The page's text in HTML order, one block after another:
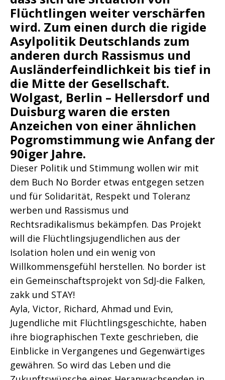
Flüchtlingen weiter verschärfen
wird. Zum einen durch die rigide
Asylpolitik Deutschlands zum
anderen durch Rassismus und
Ausländerfeindlichkeit bis tief in
die Mitte der Gesellschaft.
Wolgast, Berlin – Hellersdorf und
Duisburg waren die ersten
Anzeichen von einer ähnlichen
Pogromstimmung wie Anfang der
90iger Jahre.
Dieser Politik und Stimmung wollen wir mit
dem Buch No Border etwas entgegen setzen
und für Solidarität, Respekt und Toleranz
werben und Rassismus und
Rechtsradikalismus bekämpfen. Das Projekt
will die Flüchtlingsjugendlichen aus der
Isolation holen und ein wenig von
Willkommensgefühl herstellen. No border ist
ein Gemeinschaftsprojekt von SdJ-die Falken,
zakk und STAY!
Ayla, Victor, Richard, Ahmad und Evin,
Jugendliche mit Flüchtlingsgeschichte, haben
ihre biographischen Texte geschrieben, die
Einblicke in Vergangenes und Gegenwärtiges
gewähren. So wird das Leben und die